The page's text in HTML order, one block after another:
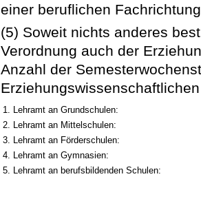
einer beruflichen
(5) Soweit nichts anderes
Verordnung auch der
Anzahl der
1. Lehramt an Grundschulen:
2. Lehramt an Mittelschulen:
3. Lehramt an Förderschulen:
4. Lehramt an Gymnasien:
5. Lehramt an berufsbildenden Schulen: